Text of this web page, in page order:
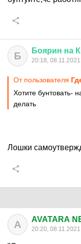
Б Боярин на
20:18, 08.11.2021
От пользователя
Хотите бунтовать-
делать
Лошки
A AVATARA
20:20, 08.11.2021